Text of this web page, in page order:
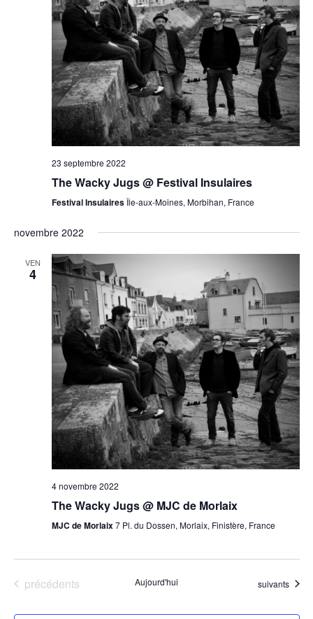
23 septembre 2022
The Wacky Jugs @ Festival Insulaires
Festival InsulairesÎle-aux-Moines, Morbihan, France
novembre 2022
VEN
4
4 novembre 2022
The Wacky Jugs @ MJC de Morlaix
MJC de Morlaix7 Pl. du Dossen, Morlaix, Finistère, France
Évènements
précédents Aujourd'hui Évènements
suivants